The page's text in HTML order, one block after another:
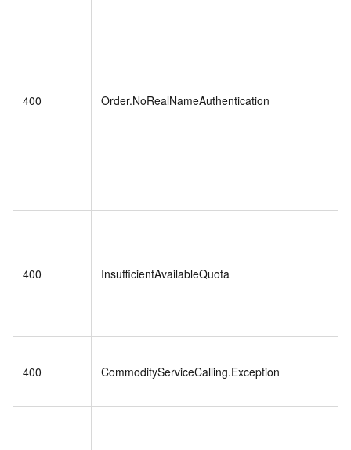
400 Order.NoRealNameAuthentication
400 InsufficientAvailableQuota
400 CommodityServiceCalling.Exception